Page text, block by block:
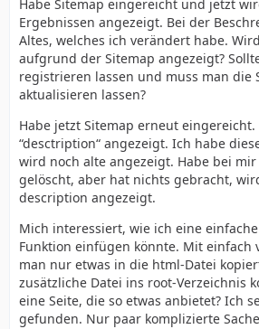
Habe Sitemap eingereicht und jetzt
Ergebnissen angezeigt. Bei der
Altes, welches ich verändert habe.
aufgrund der Sitemap angezeigt?
registrieren lassen und muss man die
aktualisieren lassen?
Habe jetzt Sitemap erneut
“desctription“ angezeigt. Ich habe
wird noch alte angezeigt. Habe bei mir
gelöscht, aber hat nichts gebracht,
description angezeigt.
Mich interessiert, wie ich eine
Funktion einfügen könnte. Mit einfach
man nur etwas in die html-Datei
zusätzliche Datei ins root-Verzeichnis
eine Seite, die so etwas anbietet? Ich
gefunden. Nur paar komplizierte